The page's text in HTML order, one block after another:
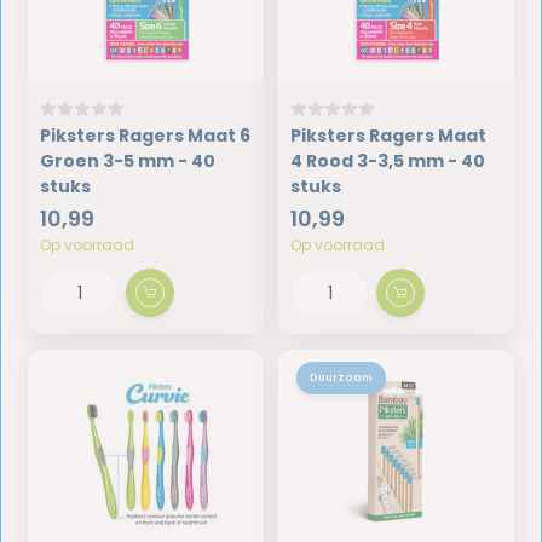
Piksters Ragers Maat 6
Groen 3-5 mm - 40
stuks
10,99
Op voorraad
Piksters Ragers Maat
4 Rood 3-3,5 mm - 40
stuks
10,99
Op voorraad
Duurzaam